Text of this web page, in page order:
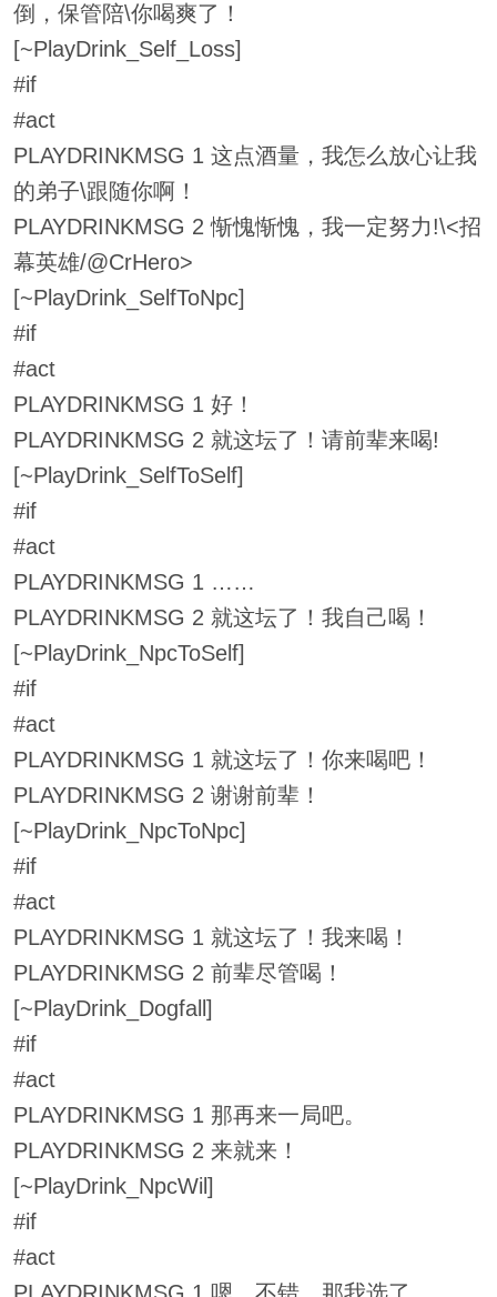
倒，保管陪\你喝爽了！
[~PlayDrink_Self_Loss]
#if
#act
PLAYDRINKMSG 1 这点酒量，我怎么放心让我
的弟子\跟随你啊！
PLAYDRINKMSG 2 惭愧惭愧，我一定努力!\<招
幕英雄/@CrHero>
[~PlayDrink_SelfToNpc]
#if
#act
PLAYDRINKMSG 1 好！
PLAYDRINKMSG 2 就这坛了！请前辈来喝!
[~PlayDrink_SelfToSelf]
#if
#act
PLAYDRINKMSG 1 ……
PLAYDRINKMSG 2 就这坛了！我自己喝！
[~PlayDrink_NpcToSelf]
#if
#act
PLAYDRINKMSG 1 就这坛了！你来喝吧！
PLAYDRINKMSG 2 谢谢前辈！
[~PlayDrink_NpcToNpc]
#if
#act
PLAYDRINKMSG 1 就这坛了！我来喝！
PLAYDRINKMSG 2 前辈尽管喝！
[~PlayDrink_Dogfall]
#if
#act
PLAYDRINKMSG 1 那再来一局吧。
PLAYDRINKMSG 2 来就来！
[~PlayDrink_NpcWil]
#if
#act